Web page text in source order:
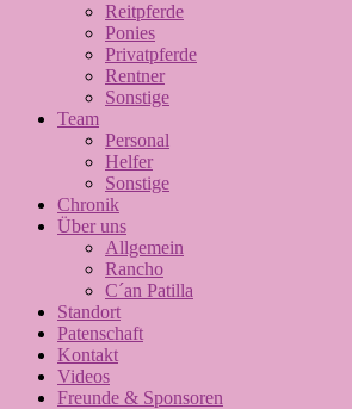
Reitpferde
Ponies
Privatpferde
Rentner
Sonstige
Team
Personal
Helfer
Sonstige
Chronik
Über uns
Allgemein
Rancho
C´an Patilla
Standort
Patenschaft
Kontakt
Videos
Freunde & Sponsoren